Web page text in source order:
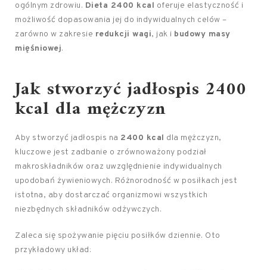
ogólnym zdrowiu. Dieta 2400 kcal oferuje elastyczność i
możliwość dopasowania jej do indywidualnych celów –
zarówno w zakresie redukcji wagi, jak i budowy masy
mięśniowej.
Jak stworzyć jadłospis 2400
kcal dla mężczyzn
Aby stworzyć jadłospis na 2400 kcal dla mężczyzn,
kluczowe jest zadbanie o zrównoważony podział
makroskładników oraz uwzględnienie indywidualnych
upodobań żywieniowych. Różnorodność w posiłkach jest
istotna, aby dostarczać organizmowi wszystkich
niezbędnych składników odżywczych.
Zaleca się spożywanie pięciu posiłków dziennie. Oto
przykładowy układ: